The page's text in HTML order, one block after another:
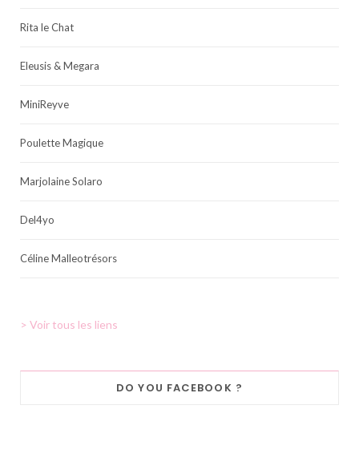
Rita le Chat
Eleusis & Megara
MiniReyve
Poulette Magique
Marjolaine Solaro
Del4yo
Céline Malleotrésors
> Voir tous les liens
DO YOU FACEBOOK ?